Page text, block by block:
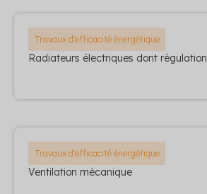
Travaux d'efficacité énergétique
Radiateurs électriques dont régulation
Travaux d'efficacité énergétique
Ventilation mécanique